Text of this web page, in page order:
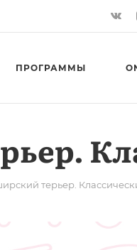
ПРОГРАММЫ
терьер.